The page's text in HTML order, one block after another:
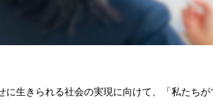
生きられる社会の実現に向けて、「私たち